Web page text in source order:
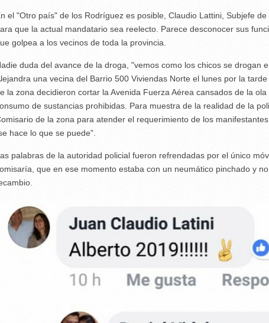
el "Otro país" de los Rodríguez es posible, Claudio Lattini, Subjefe
que la actual mandatario sea reelecto. Parece desconocer sus
golpea a los vecinos de toda la provincia.
duda del avance de la droga, "vemos como los chicos se drogan
una vecina del Barrio 500 Viviendas Norte el lunes por la
la zona decidieron cortar la Avenida Fuerza Aérea cansados de la
de sustancias prohibidas. Para muestra de la realidad de la
de la zona para atender el requerimiento de los
hace lo que se puede".
palabras de la autoridad policial fueron refrendadas por el único
que en ese momento estaba con un neumático pinchado y